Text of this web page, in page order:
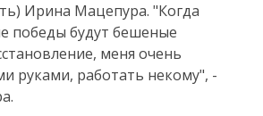
Ирина Мацепура. "Когда
победы будут бешеные
меня очень
руками, работать некому", -